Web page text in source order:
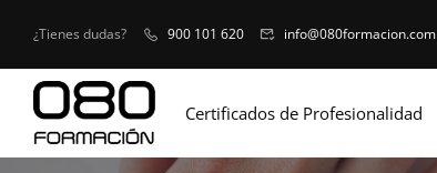
¿Tienes dudas? 900 101 620 info@080formacion.com
Certificados de Profesionalidad